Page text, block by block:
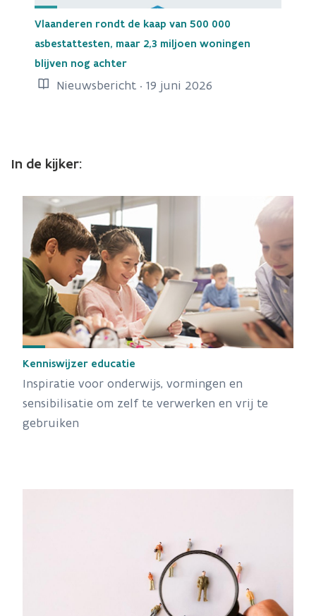
Vlaanderen rondt de kaap van 500 000
asbestattesten, maar 2,3 miljoen woningen
blijven nog achter
Nieuwsbericht · 19 juni 2026
In de kijker:
Kenniswijzer educatie
Inspiratie voor onderwijs, vormingen en
sensibilisatie om zelf te verwerken en vrij te
gebruiken